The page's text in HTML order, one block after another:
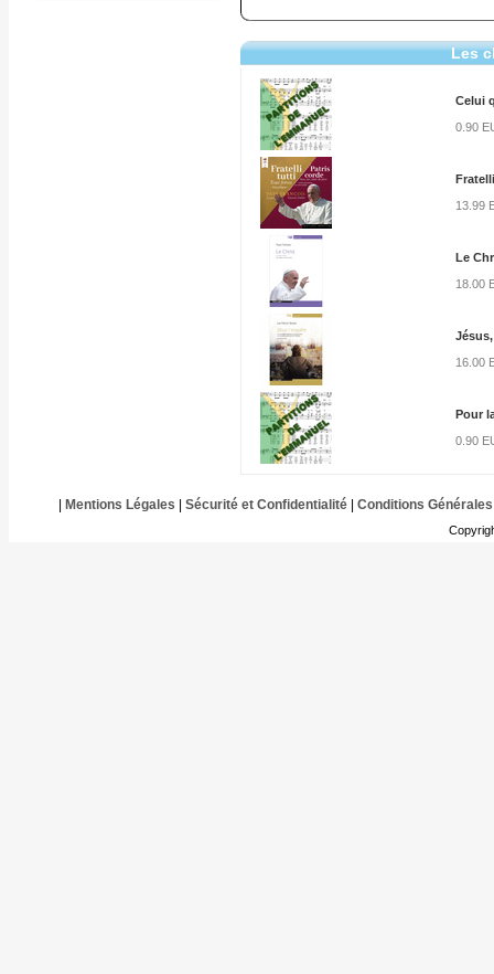
Les
Celui
0.90
13.99
Le
18.00
16.00
Pour
0.90
Mentions Légales Sécurité et Confidentialité| Conditions Générales